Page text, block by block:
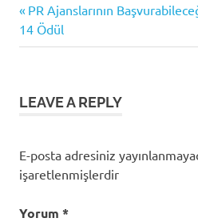
Yazı
gezinmesi
Previous
Post:
PR Ajanslarının
14 Ödül
LEAVE A REPLY
E-posta adresiniz
işaretlenmişlerdir
Yorum *